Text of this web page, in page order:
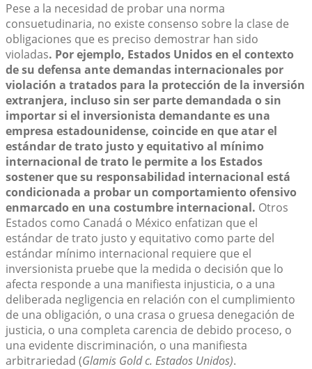
Pese a la necesidad de probar una norma
consuetudinaria, no existe consenso sobre la clase de
obligaciones que es preciso demostrar han sido
violadas. Por ejemplo, Estados Unidos en el contexto
de su defensa ante demandas internacionales por
violación a tratados para la protección de la inversión
extranjera, incluso sin ser parte demandada o sin
importar si el inversionista demandante es una
empresa estadounidense, coincide en que atar el
estándar de trato justo y equitativo al mínimo
internacional de trato le permite a los Estados
sostener que su responsabilidad internacional está
condicionada a probar un comportamiento ofensivo
enmarcado en una costumbre internacional. Otros
Estados como Canadá o México enfatizan que el
estándar de trato justo y equitativo como parte del
estándar mínimo internacional requiere que el
inversionista pruebe que la medida o decisión que lo
afecta responde a una manifiesta injusticia, o a una
deliberada negligencia en relación con el cumplimiento
de una obligación, o una crasa o gruesa denegación de
justicia, o una completa carencia de debido proceso, o
una evidente discriminación, o una manifiesta
arbitrariedad (Glamis Gold c. Estados Unidos).